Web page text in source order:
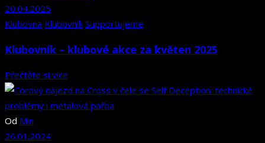
20.04.2025
Klubovna Klubovník Supportujeme
Klubovník – klubové akce za květen 2025
Přečtěte si více
Od Min
26.01.2024